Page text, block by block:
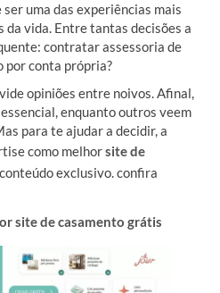
uma das experiências mais
da vida. Entre tantas decisões a
contratar assessoria de
por conta própria?
opiniões entre noivos. Afinal,
enquanto outros veem
para te ajudar a decidir, a
como melhorsite de
exclusivo. confira
site de casamento grátis